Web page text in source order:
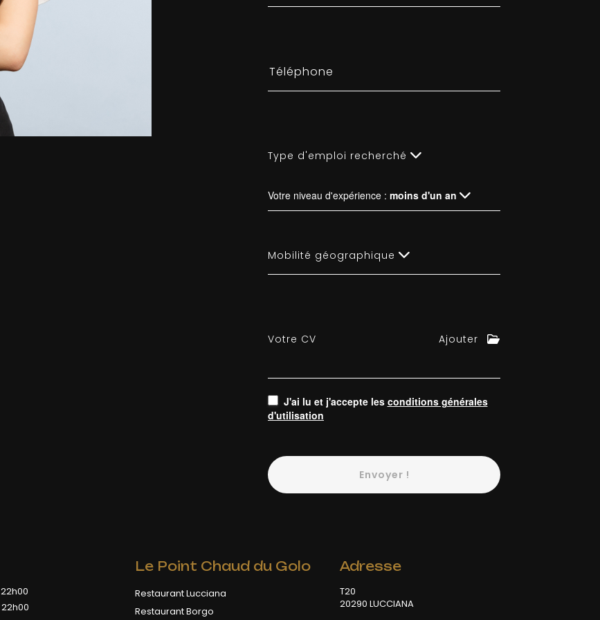
Type d'emploi recherché
Votre niveau d'expérience : moins d'un an
Mobilité géographique
Votre CV Ajouter
J'ai lu et j'accepte les conditions générales
d'utilisation
Envoyer !
Le Point Chaud du Golo
Restaurant Lucciana
Restaurant Borgo
Adresse
T20
20290 LUCCIANA